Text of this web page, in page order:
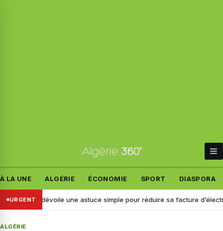
À LA UNE ALGÉRIE ÉCONOMIE SPORT DIASPORA
URGENTdévoile une astuce simple pour réduire sa facture d’électricité
ALGÉRIE